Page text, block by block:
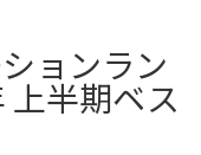
ョンラン
上半期ベス